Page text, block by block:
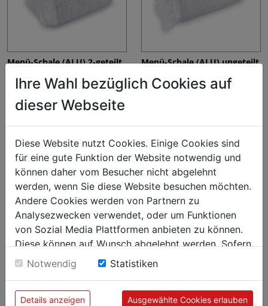
Menü-Schale (ALU) 2-geteilt
[100 St.]
€ 259,96
Menü-Schale (ALU) ungeteilt
[100 St.]
227 x 177 x 39 mm 1155ml
[100 St.]
€ 245,54
1000ml - 200 Stück
€ 50,18
Ihre Wahl bezüglich Cookies auf
dieser Webseite
Diese Website nutzt Cookies. Einige Cookies sind
für eine gute Funktion der Website notwendig und
können daher vom Besucher nicht abgelehnt
werden, wenn Sie diese Website besuchen möchten.
Andere Cookies werden von Partnern zu
Analysezwecken verwendet, oder um Funktionen
von Sozial Media Plattformen anbieten zu können.
Diese können auf Wunsch abgelehnt werden. Sofern
sie unsere Webseite weiter nutzen, geben Sie
Einwilligung zu unseren Cookies.
Notwendig Statistiken
Details anzeigen Ausgewählte Cookies erlauben